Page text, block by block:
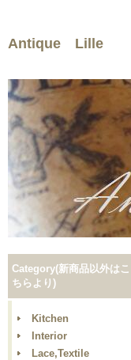
Antique Lille
Category(新商品以外はこ
ちらより)
Kitchen
Interior
Lace,Textile